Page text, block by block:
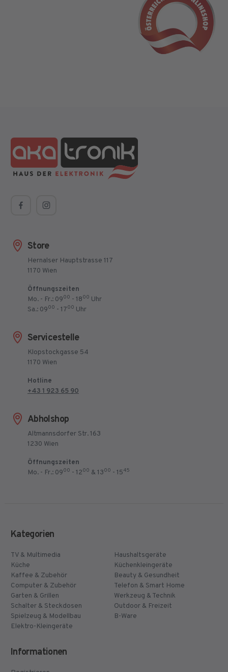
Store
Hernalser Hauptstrasse 117
1170 Wien
Öffnungszeiten
Mo. - Fr.: 0900 - 1800 Uhr
Sa.: 0900 - 1700 Uhr
Servicestelle
Klopstockgasse 54
1170 Wien
Hotline
+43 1 923 65 90
Abholshop
Altmannsdorfer Str. 163
1230 Wien
Öffnungszeiten
Mo. - Fr.: 0900 - 1200 & 1300 - 1545
Kategorien
TV & Multimedia
Haushaltsgeräte
Küche
Küchenkleingeräte
Kaffee & Zubehör
Beauty & Gesundheit
Computer & Zubehör
Telefon & Smart Home
Garten & Grillen
Werkzeug & Technik
Schalter & Steckdosen
Outdoor & Freizeit
Spielzeug & Modellbau
B-Ware
Elektro-Kleingeräte
Informationen